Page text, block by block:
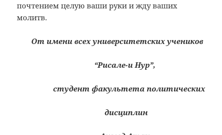
почтением целую ваши руки и жду ваших
молитв.
От имени всех университетских учеников
“Рисале-и Нур”,
студент факультета политических
дисциплин